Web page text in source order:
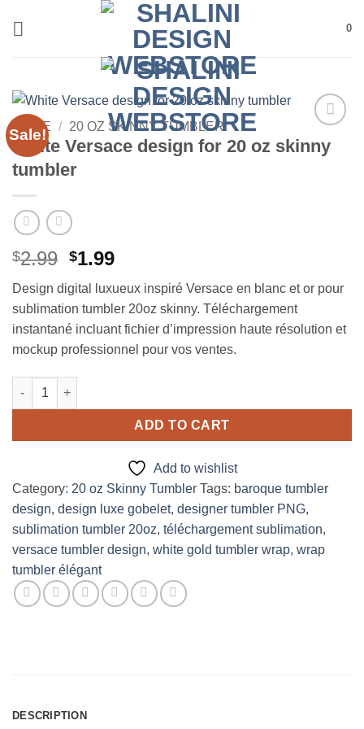
0
Sale!
Add to
wishlist
HOME / 20 OZ SKINNY TUMBLER
White Versace design for 20 oz skinny
tumbler
$2.99 Original
was:
$2.99.
$1.99Current
is:
$1.99.
Design digital luxueux inspiré Versace en blanc et or pour
sublimation tumbler 20oz skinny. Téléchargement
instantané incluant fichier d’impression haute résolution et
mockup professionnel pour vos ventes.
White Versace design for 20 oz skinny tumbler quantity
ADD TO CART
Add to wishlist
Category: 20 oz Skinny Tumbler Tags: baroque tumbler
design, design luxe gobelet, designer tumbler PNG,
sublimation tumbler 20oz, téléchargement sublimation,
versace tumbler design, white gold tumbler wrap, wrap
tumbler élégant
DESCRIPTION